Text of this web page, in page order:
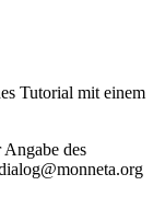
Tutorial mit einem
des